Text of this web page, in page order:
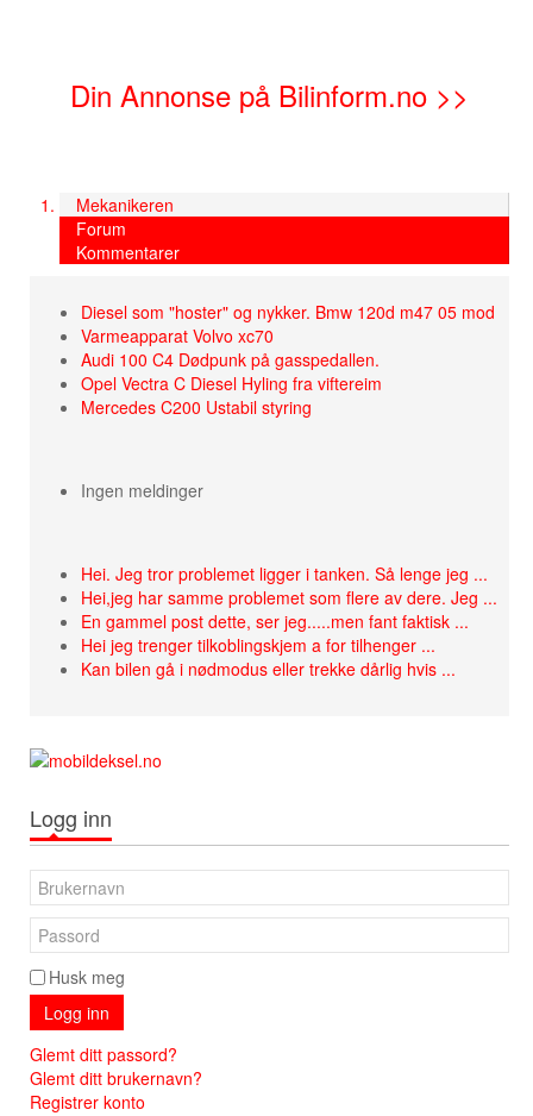
Din Annonse på Bilinform.no >>
Mekanikeren
Forum
Kommentarer
Diesel som "hoster" og nykker. Bmw 120d m47 05 mod
Varmeapparat Volvo xc70
Audi 100 C4 Dødpunk på gasspedallen.
Opel Vectra C Diesel Hyling fra viftereim
Mercedes C200 Ustabil styring
Ingen meldinger
Hei. Jeg tror problemet ligger i tanken. Så lenge jeg ...
Hei,jeg har samme problemet som flere av dere. Jeg ...
En gammel post dette, ser jeg.....men fant faktisk ...
Hei jeg trenger tilkoblingskjem a for tilhenger ...
Kan bilen gå i nødmodus eller trekke dårlig hvis ...
Logg inn
Husk meg
Logg inn
Glemt ditt passord?
Glemt ditt brukernavn?
Registrer konto